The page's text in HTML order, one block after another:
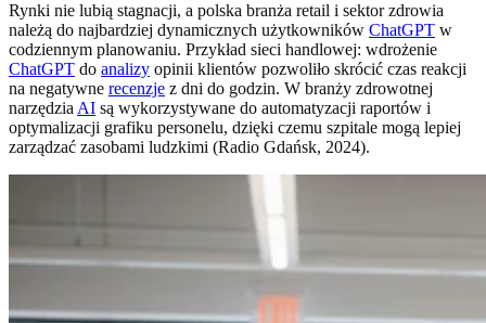
Rynki nie lubią stagnacji, a polska branża retail i sektor zdrowia
należą do najbardziej dynamicznych użytkowników ChatGPT w
codziennym planowaniu. Przykład sieci handlowej: wdrożenie
ChatGPT do analizy opinii klientów pozwoliło skrócić czas reakcji
na negatywne recenzje z dni do godzin. W branży zdrowotnej
narzędzia AI są wykorzystywane do automatyzacji raportów i
optymalizacji grafiku personelu, dzięki czemu szpitale mogą lepiej
zarządzać zasobami ludzkimi (Radio Gdańsk, 2024).